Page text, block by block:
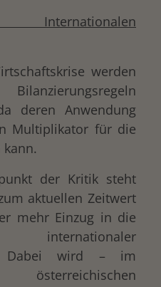
werden
deren Anwendung
Multiplikator für die
kann.
der Kritik steht
aktuellen Zeitwert
mehr Einzug in die
internationaler
Dabei wird – im